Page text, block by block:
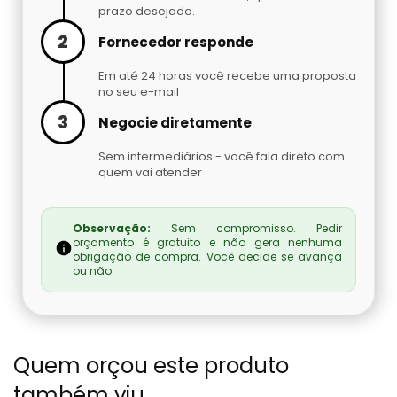
Argônio Líquido
Nitrogênio Líquido Preço
Cilindro De Gás Carbônico Para Chopp
Gás Hélio Comprar
Cilindro De Gás Para Chopeira Preço
Tocha Mig Mag
Cilindro De Gás Para Chopp
Gás Carbônico Líquido
Cilindro De Oxigênio Hospitalar Para Alugar
Cilindro De Oxigenio Medicinal 50 Litros
Cilindro De Oxigênio Para Inalação
Cilindro De Oxigênio Para Inalação Preço
Cilindro Oxigenio Medicinal Preço
Preço De Cilindro De Oxigênio Medicinal
Preço Cilindro De Oxigênio Hospitalar
prazo desejado.
2 Fornecedor responde
Em até 24 horas você recebe uma proposta
no seu e-mail
3 Negocie diretamente
Sem intermediários - você fala direto com
quem vai atender
Observação: Sem compromisso. Pedir
orçamento é gratuito e não gera nenhuma
obrigação de compra. Você decide se avança
ou não.
Quem orçou este produto